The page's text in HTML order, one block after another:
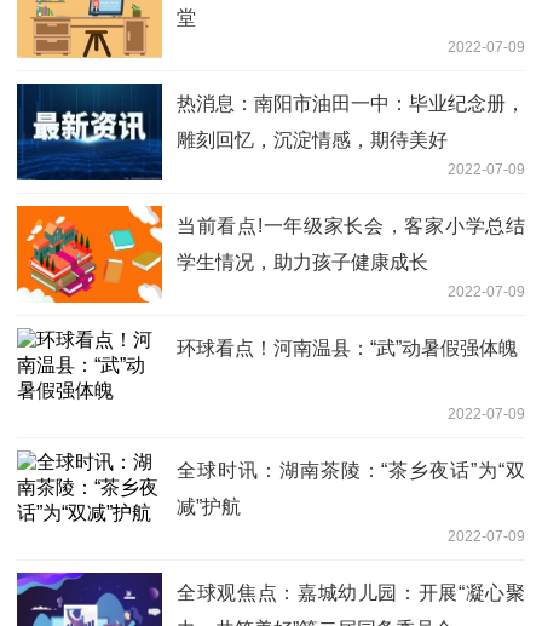
堂
2022-07-09
热消息：南阳市油田一中：毕业纪念册，
雕刻回忆，沉淀情感，期待美好
2022-07-09
当前看点!一年级家长会，客家小学总结
学生情况，助力孩子健康成长
2022-07-09
环球看点！河南温县：“武”动暑假强体魄
2022-07-09
全球时讯：湖南茶陵：“茶乡夜话”为“双
减”护航
2022-07-09
全球观焦点：嘉城幼儿园：开展“凝心聚